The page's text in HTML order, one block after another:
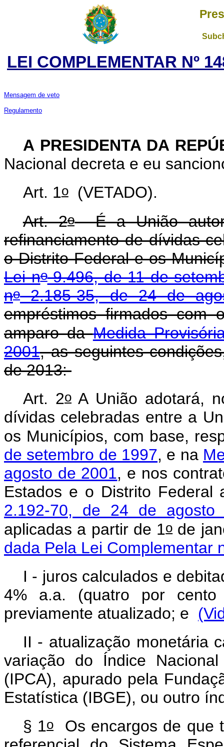
LEI COMPLEMENTAR Nº
Mensagem de veto
Regulamento
A PRESIDENTA DA
Nacional decreta e eu
Art. 1o(VETADO).
Art. 2oÉ a União
refinanciamento de dívidas
oDistrito Federale os
Lei no9.496, de 11 de
no2.185-35, de 24 de
empréstimos firmados
amparo daMedida
2001, as seguintes
de 2013:
Art. 2o A União adotará,
dívidas celebradas entre a
os Municípios, com base,
de setembro de 1997, e na
agosto de 2001, e nos
Estados e o Distrito
2.192-70, de 24 de agosto
aplicadas a partir de 1ode
dada Pela Lei Complementar
I - juros calculados e
4% a.a. (quatro por
previamente atualizado; e
II - atualização monetária
variação do Índice
(IPCA), apurado pela
Estatística (IBGE), ou outro
§ 1oOs encargos de que